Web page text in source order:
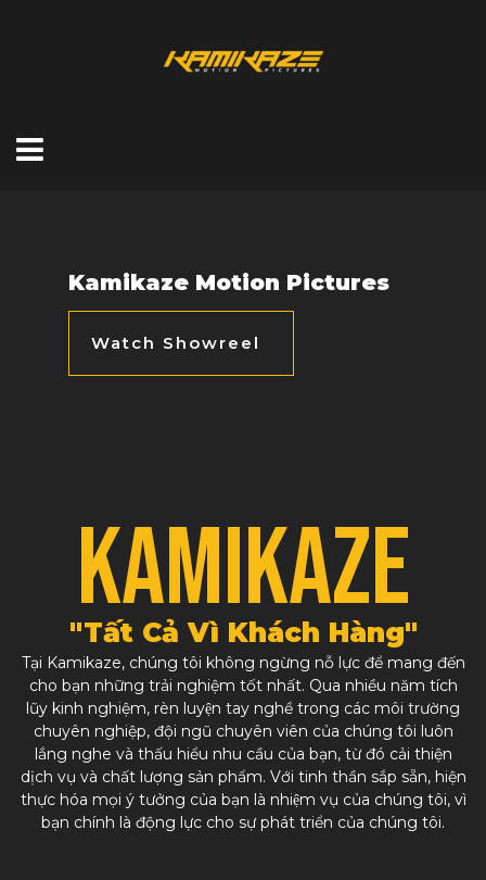
Kamikaze Motion Pictures
Watch Showreel
KAMIKAZE
"Tất Cả Vì Khách Hàng"
Tại Kamikaze, chúng tôi không ngừng nỗ lực để mang đến
cho bạn những trải nghiệm tốt nhất. Qua nhiều năm tích
lũy kinh nghiệm, rèn luyện tay nghề trong các môi trường
chuyên nghiệp, đội ngũ chuyên viên của chúng tôi luôn
lắng nghe và thấu hiểu nhu cầu của bạn, từ đó cải thiện
dịch vụ và chất lượng sản phẩm. Với tinh thần sắp sẵn, hiện
thực hóa mọi ý tưởng của bạn là nhiệm vụ của chúng tôi, vì
bạn chính là động lực cho sự phát triển của chúng tôi.